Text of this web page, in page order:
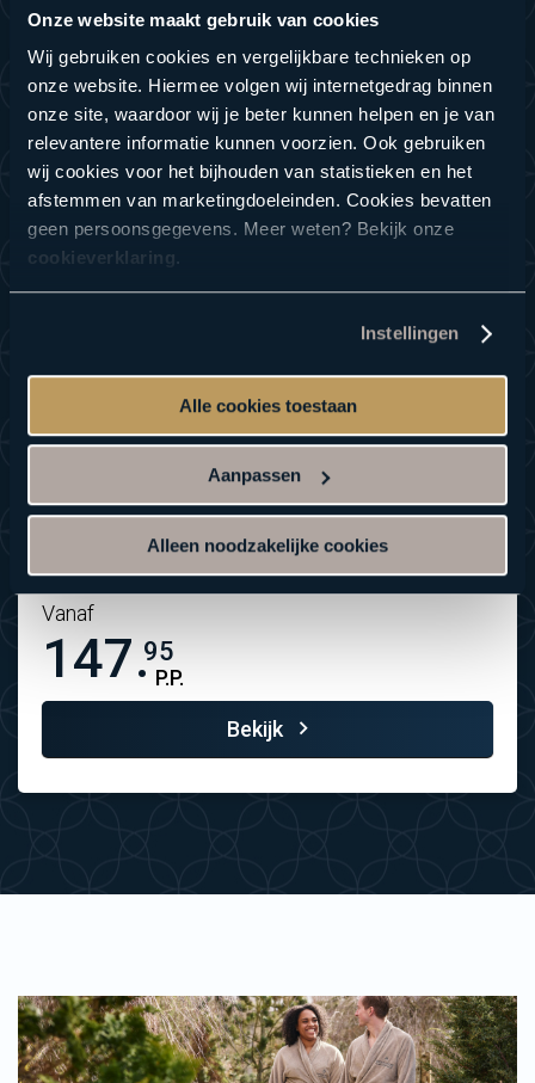
Onze website maakt gebruik van cookies
Wij gebruiken cookies en vergelijkbare technieken op
onze website. Hiermee volgen wij internetgedrag binnen
onze site, waardoor wij je beter kunnen helpen en je van
relevantere informatie kunnen voorzien. Ook gebruiken
wij cookies voor het bijhouden van statistieken en het
afstemmen van marketingdoeleinden. Cookies bevatten
geen persoonsgegevens. Meer weten? Bekijk onze
cookieverklaring.
Instellingen
Alle cookies toestaan
Aanpassen
Alleen noodzakelijke cookies
All inclusive
Entree vanaf 10:00 uur
Koffie of thee met gebak
Belegd broodje naar keuze tot 17:00 uur
Dessert naar keuze
3 drankjes naar keuze (non-alcoholisch)*
Behandeling naar keuze van 25 min**
Vanaf
147.95
P.P.
Bekijk